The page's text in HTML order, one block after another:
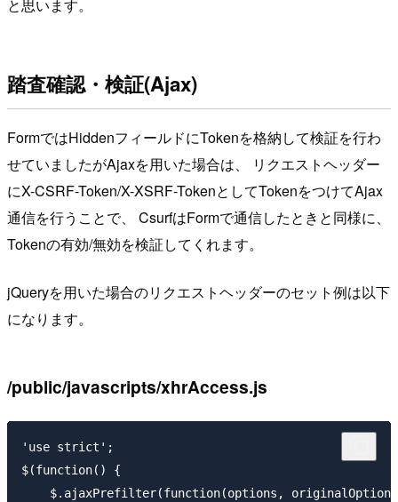
と思います。
踏査確認・検証(Ajax)
FormではHiddenフィールドにTokenを格納して検証を行わ
せていましたがAjaxを用いた場合は、 リクエストヘッダー
にX-CSRF-Token/X-XSRF-TokenとしてTokenをつけてAjax
通信を行うことで、 CsurfはFormで通信したときと同様に、
Tokenの有効/無効を検証してくれます。
jQueryを用いた場合のリクエストヘッダーのセット例は以下
になります。
/public/javascripts/xhrAccess.js
'use strict';
$(function() {
$.ajaxPrefilter(function(options,